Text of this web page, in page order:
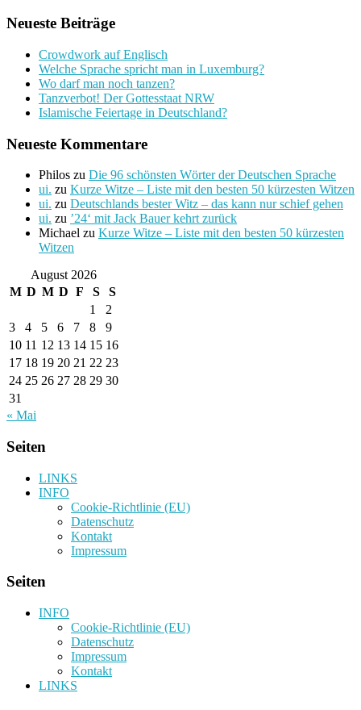
Neueste Beiträge
Crowdwork auf Englisch
Welche Sprache spricht man in Luxemburg?
Wo darf man noch tanzen?
Tanzverbot! Der Gottesstaat NRW
Islamische Feiertage in Deutschland?
Neueste Kommentare
Philos zu Die 96 schönsten Wörter der Deutschen Sprache
ui. zu Kurze Witze – Liste mit den besten 50 kürzesten Witzen
ui. zu Deutschlands bester Witz – das kann nur schief gehen
ui. zu ’24‘ mit Jack Bauer kehrt zurück
Michael zu Kurze Witze – Liste mit den besten 50 kürzesten
Witzen
August 2026
M D M D F S
S
1
2
3
4 5 6 7 8
9
10 11 12 13 14 15 16
17 18 19 20 21 22 23
24 25 26 27 28 29 30
31
« Mai
Seiten
LINKS
INFO
Cookie-Richtlinie (EU)
Datenschutz
Kontakt
Impressum
Seiten
INFO
Cookie-Richtlinie (EU)
Datenschutz
Impressum
Kontakt
LINKS